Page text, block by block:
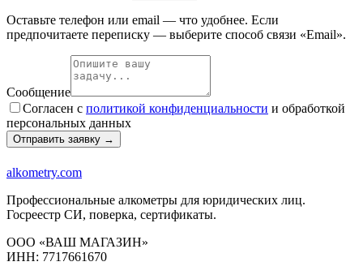
Оставьте телефон или email — что удобнее. Если
предпочитаете переписку — выберите способ связи «Email».
Сообщение
Согласен с политикой конфиденциальности и обработкой
персональных данных
Отправить заявку →
alkometry.com
Профессиональные алкометры для юридических лиц.
Госреестр СИ, поверка, сертификаты.
ООО «ВАШ МАГАЗИН»
ИНН: 7717661670